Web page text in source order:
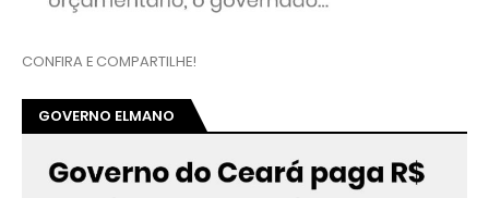
CONFIRA E COMPARTILHE!
GOVERNO ELMANO